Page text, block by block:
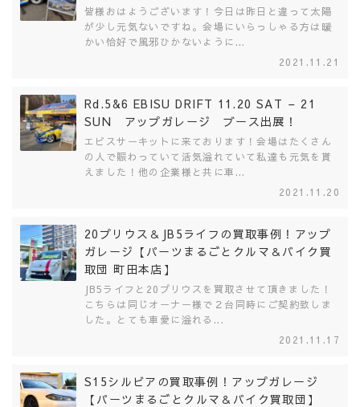
皆様おはようございます！今日は昨日と違って太陽
が少し元気ないですね。会場にいらっしゃる方は暖
かい恰好で風邪ひかないように...
2021.11.21
Rd.5&6 EBISU DRIFT 11.20 SAT – 21
SUN アップガレージ ブース出展！
エビスサーキットに来ております！会場はたくさん
の人で賑わっていて活気溢れていて私達も元気を貰
えました！他の企業様と共に車...
2021.11.20
20プリウス＆JB5ライフの買取事例！アップ
ガレージ【パーツまるごとクルマ＆バイク買
取団 町田本店】
JB5ライフと20プリウスを買取させて頂きました！
こちらは同じオーナー様で２台同時にご契約致しま
した。とても車愛に溢れる...
2021.11.17
S15シルビアの買取事例！アップガレージ
【パーツまるごとクルマ＆バイク買取団】